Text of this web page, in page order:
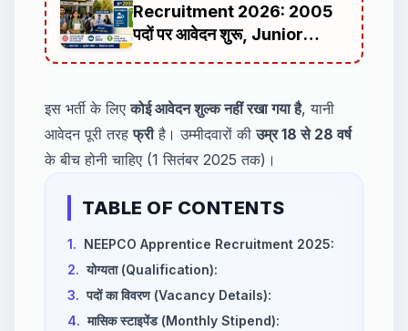
Recruitment 2026: 2005
पदों पर आवेदन शुरू, Junior
भर्ती की पूरी जानकारी
इस भर्ती के लिएकोई आवेदन शुल्क नहीं रखा गया है, यानी
आवेदन पूरी तरहफ्रीहै। उम्मीदवारों कीउम्र 18 से 28 वर्ष
के बीच होनी चाहिए (1 सितंबर 2025 तक)।
TABLE OF CONTENTS
1. NEEPCO Apprentice Recruitment 2025:
2. योग्यता (Qualification):
3. पदों का विवरण (Vacancy Details):
4. मासिक स्टाइपेंड (Monthly Stipend):